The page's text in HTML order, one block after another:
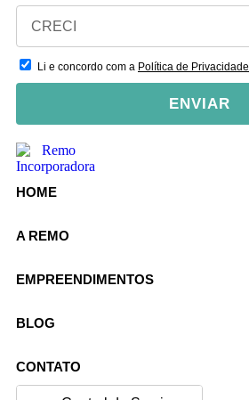
Li e concordo com a Política de Privacidade
ENVIAR
HOME
A REMO
EMPREENDIMENTOS
BLOG
CONTATO